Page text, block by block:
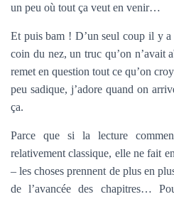
un peu où tout ça veut en venir…
Et puis bam ! D’un seul coup il y
coin du nez, un truc qu’on n’avait
remet en question tout ce qu’on
peu sadique, j’adore quand on
ça.
Parce que si la lecture
relativement classique, elle ne fait
– les choses prennent de plus en
de l’avancée des chapitres…